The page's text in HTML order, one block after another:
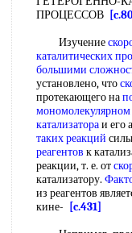
ПРОЦЕССОВ
Изучение
каталитических
большими
установлено, что
протекающего на
мономолекулярном
катализатораи его
таких реакций
реагентов к
реакции, т. е. от
катализатору.
из реагентов
кине-
[c.431]